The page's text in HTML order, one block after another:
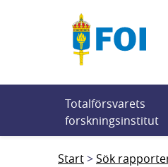
Totalförsvarets
forskningsinstitut
Start Sök